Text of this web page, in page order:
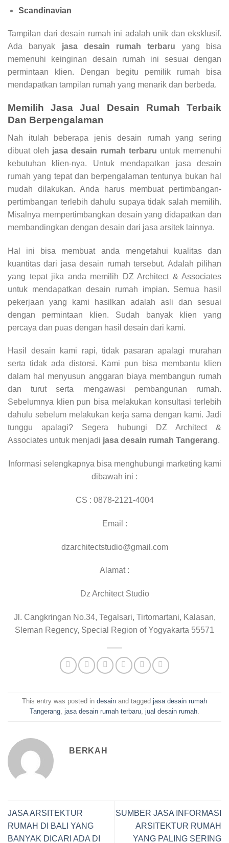
Scandinavian
Tampilan dari desain rumah ini adalah unik dan eksklusif.
Ada banyak jasa desain rumah terbaru yang bisa
memenuhi keinginan desain rumah ini sesuai dengan
permintaan klien. Dengan begitu pemilik rumah bisa
mendapatkan tampilan rumah yang menarik dan berbeda.
Memilih JasaJual Desain RumahTerbaik
Dan Berpengalaman
Nah itulah beberapa jenis desain rumah yang sering
dibuat oleh jasa desain rumah terbaru untuk memenuhi
kebutuhan klien-nya. Untuk mendapatkan jasa desain
rumah yang tepat dan berpengalaman tentunya bukan hal
mudah dilakukan. Anda harus membuat pertimbangan-
pertimbangan terlebih dahulu supaya tidak salah memilih.
Misalnya mempertimbangkan desain yang didapatkan dan
membandingkan dengan desain dari jasa arsitek lainnya.
Hal ini bisa membuat anda mengetahui kualitas dan
kuantitas dari jasa desain rumah tersebut. Adalah pilihan
yang tepat jika anda memilih DZ Architect & Associates
untuk mendapatkan desain rumah impian. Semua hasil
pekerjaan yang kami hasilkan adalah asli dan sesuai
dengan permintaan klien. Sudah banyak klien yang
percaya dan puas dengan hasil desain dari kami.
Hasil desain kami rapi, tidak pasaran apalagi murahan
serta tidak ada distorsi. Kami pun bisa membantu klien
dalam hal menyusun anggaran biaya membangun rumah
dan turut serta mengawasi pembangunan rumah.
Sebelumnya klien pun bisa melakukan konsultasi terlebih
dahulu sebelum melakukan kerja sama dengan kami. Jadi
tunggu apalagi? Segera hubungi DZ Architect &
Associates untuk menjadi jasa desain rumah Tangerang.
Informasi selengkapnya bisa menghubungi marketing kami
dibawah ini :
CS : 0878-2121-4004
Email :
dzarchitectstudio@gmail.com
Alamat :
Dz Architect Studio
Jl. Cangkringan No.34, Tegalsari, Tirtomartani, Kalasan,
Sleman Regency, Special Region of Yogyakarta 55571
This entry was posted in desain and tagged jasa desain rumah
Tangerang, jasa desain rumah terbaru, jual desain rumah.
BERKAH
JASA ARSITEKTUR
RUMAH DI BALI YANG
BANYAK DICARI ADA DI
SUMBER JASA INFORMASI
ARSITEKTUR RUMAH
YANG PALING SERING